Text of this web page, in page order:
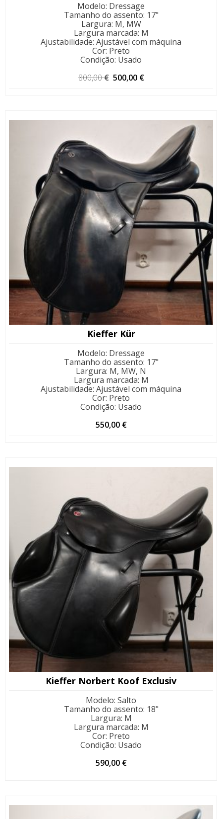
Modelo: Dressage
Tamanho do assento: 17"
Largura: M, MW
Largura marcada: M
Ajustabilidade: Ajustável com máquina
Cor: Preto
Condição: Usado
800,00€ O
500,00 €
Kieffer Kür
Modelo: Dressage
Tamanho do assento: 17"
Largura: M, MW, N
Largura marcada: M
Ajustabilidade: Ajustável com máquina
Cor: Preto
Condição: Usado
550,00 €
Kieffer Norbert Koof Exclusiv
Modelo: Salto
Tamanho do assento: 18"
Largura: M
Largura marcada: M
Cor: Preto
Condição: Usado
590,00 €